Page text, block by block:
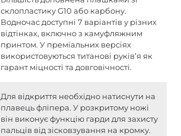
склопластику G10 або карбону.
Водночас доступні 7 варіантів у різних
відтінках, включно з камуфляжним
принтом. У преміальних версіях
використовуються титанові руківʼя як
гарант міцності та довговічності.
Для відкриття необхідно натиснути на
плавець фліпера. У розкритому ножі
він виконує функцію гарди для захисту
пальців від зісковзування на кромку.